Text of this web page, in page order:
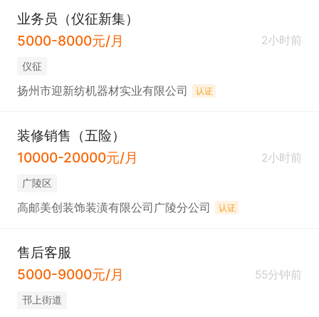
业务员（仪征新集）
5000-8000元/月
2小时前
仪征
扬州市迎新纺机器材实业有限公司 认证
装修销售（五险）
10000-20000元/月
2小时前
广陵区
高邮美创装饰装潢有限公司广陵分公司 认证
售后客服
5000-9000元/月
55分钟前
邗上街道